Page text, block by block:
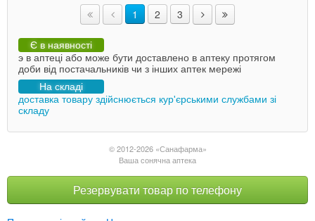
1 2 3
Є в наявності
э в аптеці або може бути доставлено в аптеку протягом
доби від постачальників чи з інших аптек мережі
На складі
доставка товару здійснюється кур'єрськими службами зі
складу
© 2012-2026 «Санафарма»
Ваша сонячна аптека
Резервувати товар по телефону